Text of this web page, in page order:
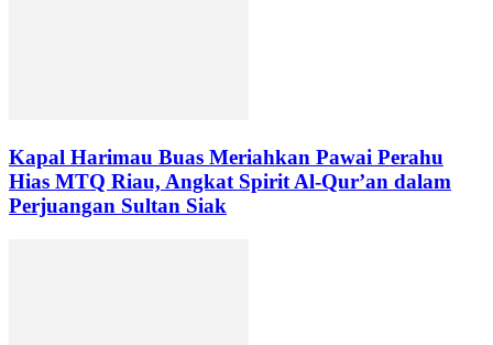
Kapal Harimau Buas Meriahkan Pawai Perahu
Hias MTQ Riau, Angkat Spirit Al-Qur’an dalam
Perjuangan Sultan Siak